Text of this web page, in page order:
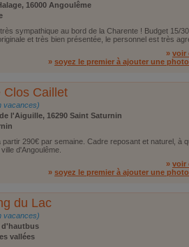
16000 Angoulême
sympathique au bord de la Charente ! Budget 15/
et très bien présentée, le personnel est très
» voir
» soyez le premier à ajouter une
Clos Caillet
vacances)
l'Aiguille, 16290 Saint Saturnin
partir 290€ par semaine. Cadre reposant et naturel, à
d'Angoulême.
» voir
» soyez le premier à ajouter une
du Lac
vacances)
d'hautbus
vallées